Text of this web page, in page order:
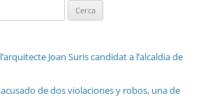
Joan Suris candidat a l’alcaldia de
de dos violaciones y robos, una de